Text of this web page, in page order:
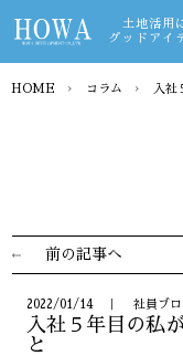
土地活用
グッドアイ
HOME › コラム › 入社
前の記事へ
2022/01/14 ｜ 社員ブロ
入社５年目の私
と